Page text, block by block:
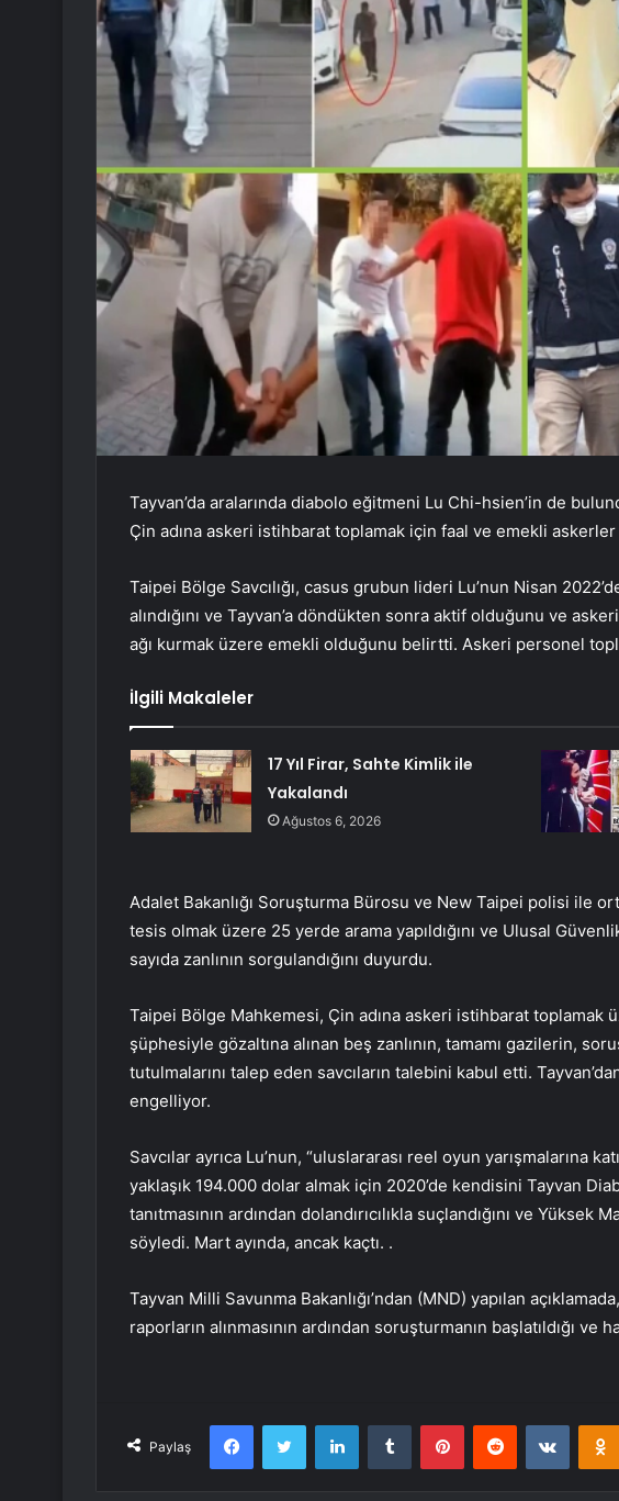
Tayvan’da aralarında diabolo eğitmeni Lu Chi-hsien’in de
Çin adına askeri istihbarat toplamak için faal ve emekli askerler
Taipei Bölge Savcılığı, casus grubun lideri Lu’nun Nisan
alındığını ve Tayvan’a döndükten sonra aktif olduğunu ve
ağı kurmak üzere emekli olduğunu belirtti. Askeri personel
İlgili Makaleler
17 Yıl Firar, Sahte Kimlik ile
Yakalandı
Ağustos 6, 2026
Adalet Bakanlığı Soruşturma Bürosu ve New Taipei polisi ile
tesis olmak üzere 25 yerde arama yapıldığını ve Ulusal
sayıda zanlının sorgulandığını duyurdu.
Taipei Bölge Mahkemesi, Çin adına askeri istihbarat toplamak
şüphesiyle gözaltına alınan beş zanlının, tamamı gazilerin,
tutulmalarını talep eden savcıların talebini kabul etti.
engelliyor.
Savcılar ayrıca Lu’nun, “uluslararası reel oyun yarışmalarına
yaklaşık 194.000 dolar almak için 2020’de kendisini Tayvan
tanıtmasının ardından dolandırıcılıkla suçlandığını ve
söyledi. Mart ayında, ancak kaçtı. .
Tayvan Milli Savunma Bakanlığı’ndan (MND) yapılan
raporların alınmasının ardından soruşturmanın başlatıldığı
Paylaş
FacebookTwitter LinkedInTumblr PinterestReddit